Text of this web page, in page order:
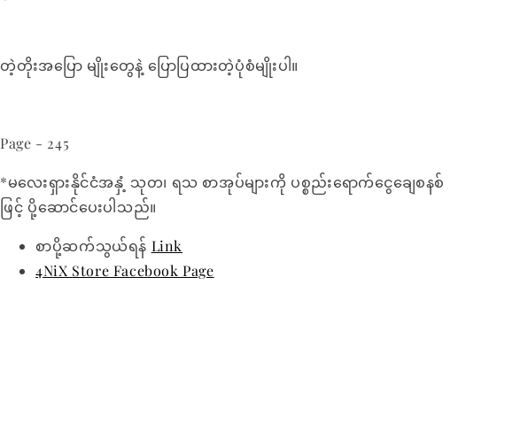
တဲ့တိုးအပြော မျိုးတွေနဲ့ ပြောပြထားတဲ့ပုံစံမျိုးပါ။
Page - 245
*မလေးရှားနိုင်ငံအနှံ့ သုတ၊ ရသ စာအုပ်များကို ပစ္စည်းရောက်ငွေချေစနစ်
ဖြင့် ပို့ဆောင်ပေးပါသည်။
စာပို့ဆက်သွယ်ရန် Link
4NiX Store Facebook Page